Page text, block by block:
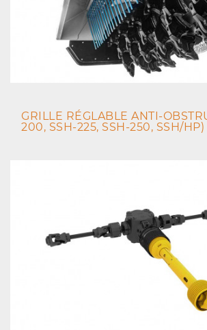
GRILLE RÉGLABLE ANTI-
200, SSH-225, SSH-250, SSH/HP)